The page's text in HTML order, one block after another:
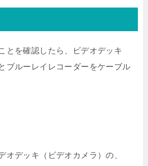
とを確認したら、ビデオデッキ
ブルーレイレコーダーをケーブル
オデッキ（ビデオカメラ）の、